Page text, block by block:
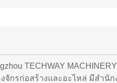
TECHWAY
กรก่อสร้างและอะไหล่ มีสํานั